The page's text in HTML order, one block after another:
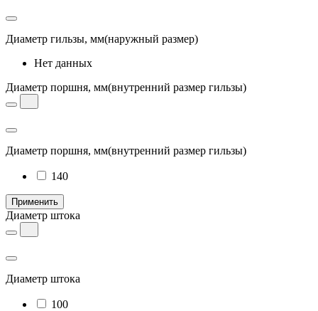
Диаметр гильзы, мм(наружный размер)
Нет данных
Диаметр поршня, мм(внутренний размер гильзы)
Диаметр поршня, мм(внутренний размер гильзы)
140
Применить
Диаметр штока
Диаметр штока
100